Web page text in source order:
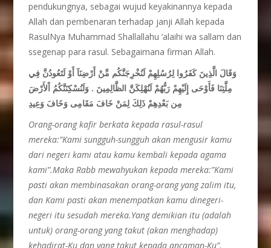
pendukungnya, sebagai wujud keyakinannya kepada
Allah dan pembenaran terhadap janji Allah kepada
RasulNya Muhammad Shallallahu ‘alaihi wa sallam dan
ssegenap para rasul. Sebagaimana firman Allah.
وَقَالَ الَّذِينَ كَفَرُوا لِرُسُلِهِمْ لَنُخْرِجَنَّكُم مِّنْ أَرْضِنَآ أَوْ لَتَعُودُنَّ فِي
مِلَّتِنَا فَأَوْحَى إِلَيْهِمْ رَبُّهُمْ لَنُهْلِكَنَّ الظَّالِمِينَ . وَلَنُسْكِنَنَّكُمُ اْلأَرْضَ
مِن بَعْدِهِمْ ذَلِكَ لِمَنْ خَافَ مَقَامِى وَخَافَ وَعِيدِ
Orang-orang kafir berkata kepada rasul-rasul
mereka:”Kami sungguh-sungguh akan mengusir kamu
dari negeri kami atau kamu kembali kepada agama
kami”.Maka Rabb mewahyukan kepada mereka:”Kami
pasti akan membinasakan orang-orang yang zalim itu,
dan Kami pasti akan menempatkan kamu dinegeri-
negeri itu sesudah mereka.Yang demikian itu (adalah
untuk) orang-orang yang takut (akan menghadap)
kehadirat-Ku dan yang takut kepada ancaman-Ku”.